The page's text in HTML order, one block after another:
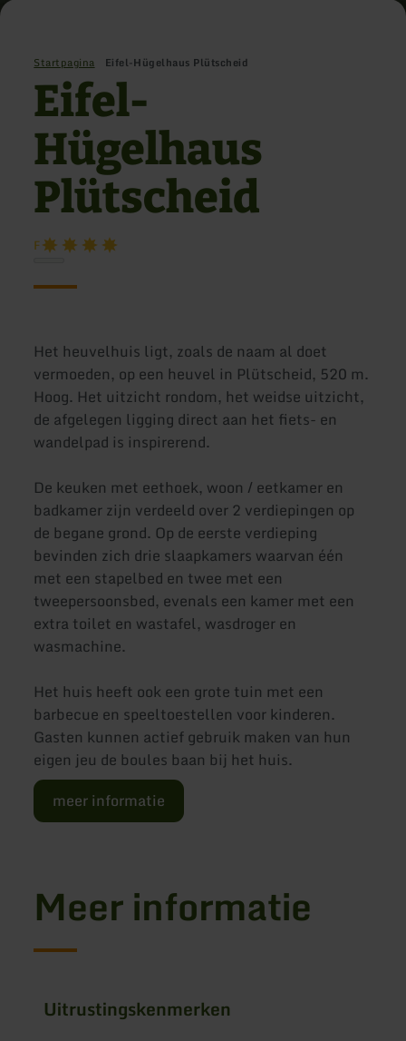
Startpagina Eifel-Hügelhaus Plütscheid
Eifel-
Hügelhaus
Plütscheid
F
Het heuvelhuis ligt, zoals de naam al doet
vermoeden, op een heuvel in Plütscheid, 520 m.
Hoog. Het uitzicht rondom, het weidse uitzicht,
de afgelegen ligging direct aan het fiets- en
wandelpad is inspirerend.
De keuken met eethoek, woon / eetkamer en
badkamer zijn verdeeld over 2 verdiepingen op
de begane grond. Op de eerste verdieping
bevinden zich drie slaapkamers waarvan één
met een stapelbed en twee met een
tweepersoonsbed, evenals een kamer met een
extra toilet en wastafel, wasdroger en
wasmachine.
Het huis heeft ook een grote tuin met een
barbecue en speeltoestellen voor kinderen.
Gasten kunnen actief gebruik maken van hun
eigen jeu de boules baan bij het huis.
meer informatie
Meer informatie
Uitrustingskenmerken